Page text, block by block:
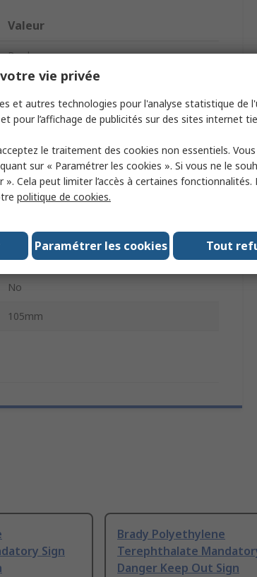
Valeur
Brady
Yes
Non-Illuminated Emergency Exit Sign
Polyethylene Terephthalate
210mm
White, Green
1Per Pack
No
105mm
Sign
Brady Polyethylene
Terephthalate
Danger Keep Out Sign
vie privée
et autres technologies pour l'analyse statistique de
pour l’affichage de publicités sur des sites internet
le traitement des cookies non essentiels.
sur « Paramétrer les cookies ». Si vous ne le
». Cela peut limiter l’accès à certaines fonctionnalités.
politique de cookies.
Paramétrer les cookies Tout